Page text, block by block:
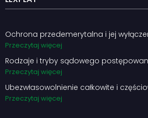
Ochrona przedemerytalna i jej
Przeczytaj więcej
Rodzaje i tryby sądowego
Przeczytaj więcej
Ubezwłasowolnienie całkowite i
Przeczytaj więcej